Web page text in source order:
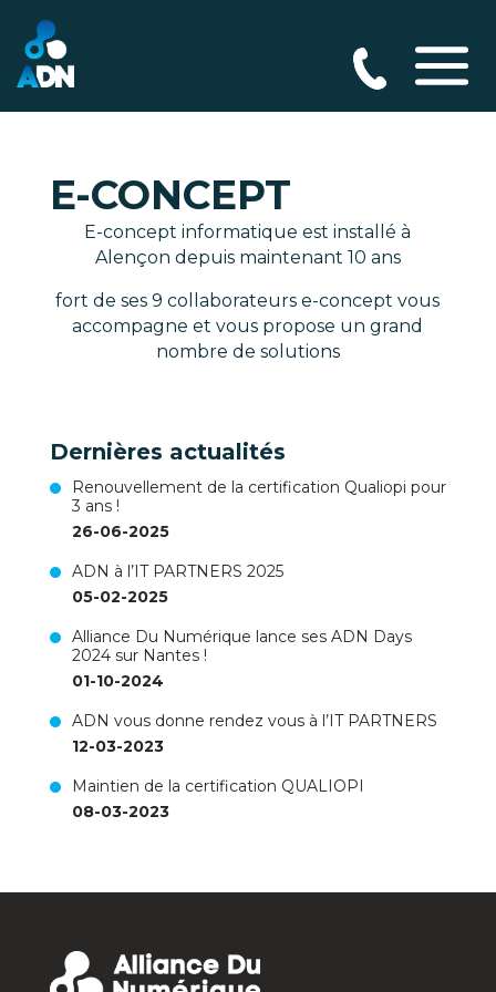
E-CONCEPT
E-concept informatique est installé à
Alençon depuis maintenant 10 ans
fort de ses 9 collaborateurs e-concept vous
accompagne et vous propose un grand
nombre de solutions
Dernières actualités
Renouvellement de la certification Qualiopi pour
3 ans !
26-06-2025
ADN à l’IT PARTNERS 2025
05-02-2025
Alliance Du Numérique lance ses ADN Days
2024 sur Nantes !
01-10-2024
ADN vous donne rendez vous à l’IT PARTNERS
12-03-2023
Maintien de la certification QUALIOPI
08-03-2023